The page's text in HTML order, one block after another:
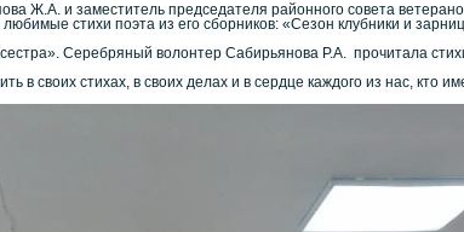
Ж.А. и заместитель председателя районного совета
стихи поэта из его сборников: «Сезон клубники и
Серебряный волонтер Сабирьянова Р.А. прочитала
своих стихах, в своих делах и в сердце каждого из нас, кто